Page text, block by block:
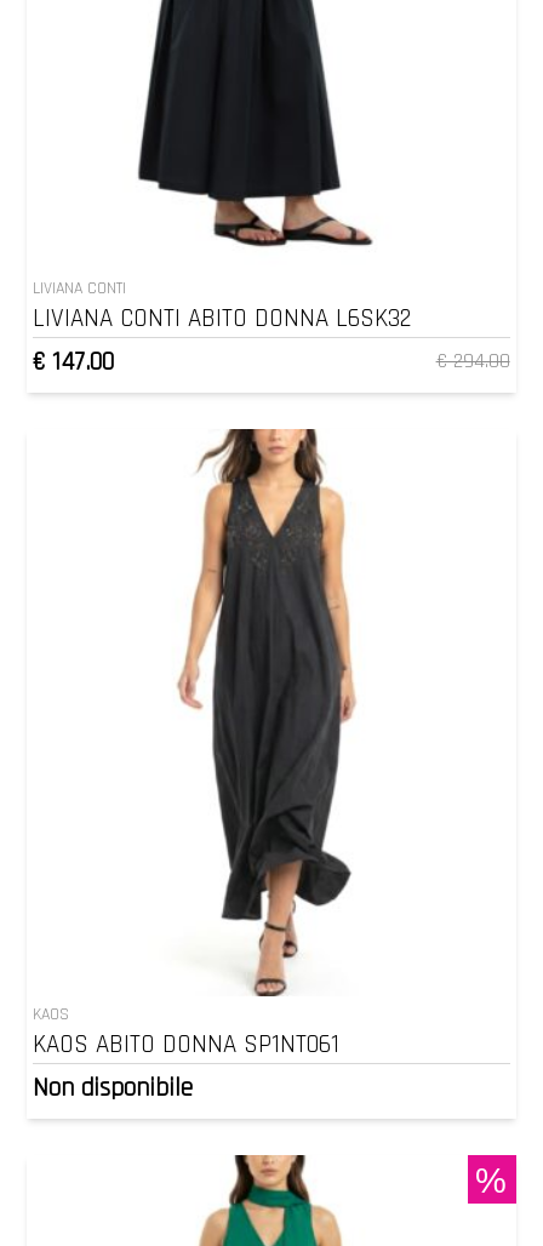
LIVIANA CONTI
LIVIANA CONTI ABITO DONNA L6SK32
€ 147.00
€ 294.00
KAOS
KAOS ABITO DONNA SP1NT061
Non disponibile
%